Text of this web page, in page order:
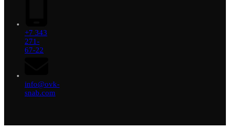
+7 343
271-
67-22
info@ovk-
snab.com